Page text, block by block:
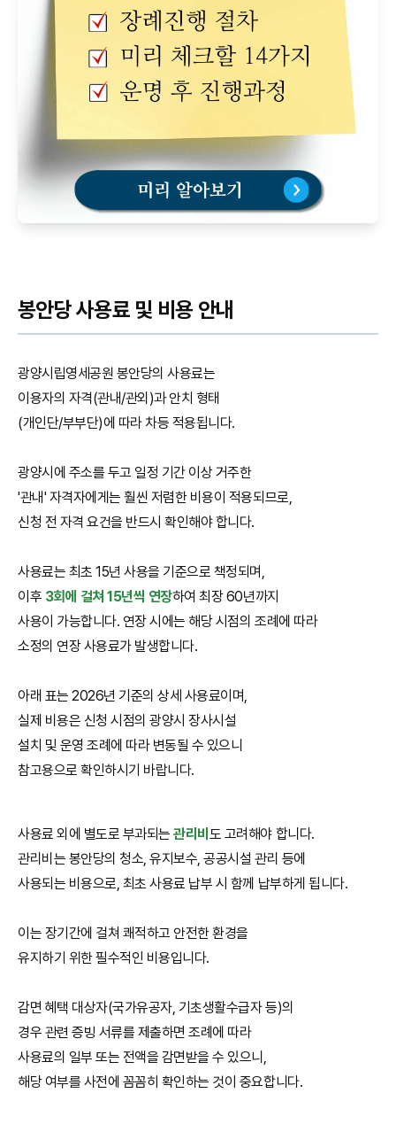
봉안당 사용료 및 비용 안내
광양시립영세공원 봉안당의 사용료는
이용자의 자격(관내/관외)과 안치 형태
(개인단/부부단)에 따라 차등 적용됩니다.
광양시에 주소를 두고 일정 기간 이상 거주한
'관내' 자격자에게는 훨씬 저렴한 비용이 적용되므로,
신청 전 자격 요건을 반드시 확인해야 합니다.
사용료는 최초 15년 사용을 기준으로 책정되며,
이후 3회에 걸쳐 15년씩 연장하여 최장 60년까지
사용이 가능합니다. 연장 시에는 해당 시점의 조례에 따라
소정의 연장 사용료가 발생합니다.
아래 표는 2026년 기준의 상세 사용료이며,
실제 비용은 신청 시점의 광양시 장사시설
설치 및 운영 조례에 따라 변동될 수 있으니
참고용으로 확인하시기 바랍니다.
사용료 외에 별도로 부과되는관리비 도 고려해야 합니다.
관리비는 봉안당의 청소, 유지보수, 공공시설 관리 등에
사용되는 비용으로, 최초 사용료 납부 시 함께 납부하게 됩니다.
이는 장기간에 걸쳐 쾌적하고 안전한 환경을
유지하기 위한 필수적인 비용입니다.
감면 혜택 대상자(국가유공자, 기초생활수급자 등)의
경우 관련 증빙 서류를 제출하면 조례에 따라
사용료의 일부 또는 전액을 감면받을 수 있으니,
해당 여부를 사전에 꼼꼼히 확인하는 것이 중요합니다.